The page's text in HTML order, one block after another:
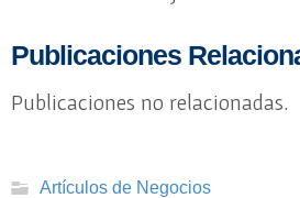
Publicaciones
Publicaciones no relacionadas.
Artículos de Negocios